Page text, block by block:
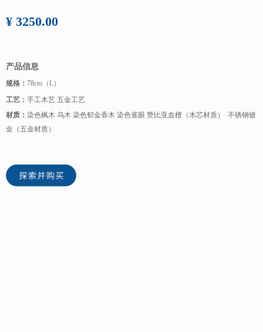
¥ 3250.00
产品信息
规格： 78cm（L）
工艺： 手工木艺 五金工艺
材质： 染色枫木 乌木 染色郁金香木 染色雀眼 赞比亚血檀（木芯材质） 不锈钢镀
金（五金材质）